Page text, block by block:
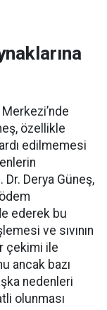
özellikle
edilmemesi
Derya Güneş,
ederek bu
ve sıvının
çekimi ile
ancak bazı
nedenleri
olunması